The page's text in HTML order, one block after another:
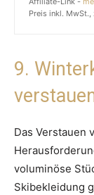
Preis inkl.
9.
Das Verstauen
voluminöse
Skibekleidung